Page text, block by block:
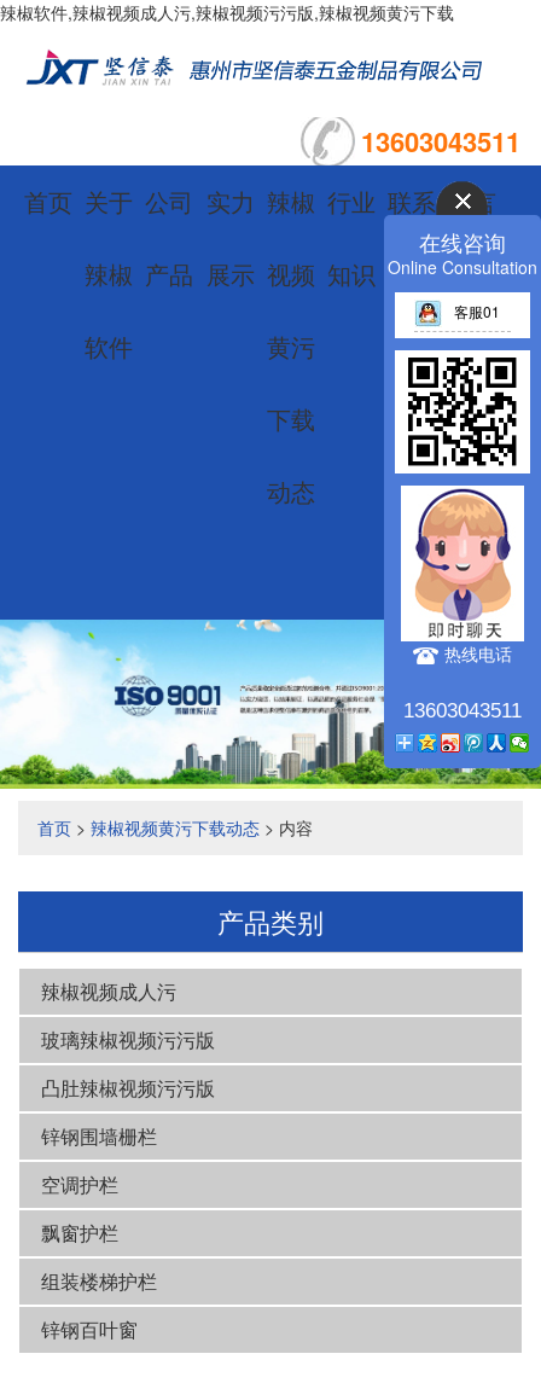
辣椒软件,辣椒视频成人污,辣椒视频污污版,辣椒视频黄污下载
13603043511
首页 关于
辣椒
软件
公司
产品
实力
展示
辣椒
视频
黄污
下载
动态
行业
知识
联系
辣椒
软件
留言
板
栏
目
导
航
首页 > 辣椒视频黄污下载动态 > 内容
产品类别
辣椒视频成人污
玻璃辣椒视频污污版
凸肚辣椒视频污污版
锌钢围墙栅栏
空调护栏
飘窗护栏
组装楼梯护栏
锌钢百叶窗
在线咨询
Online Consultation
客服01
热线电话
13603043511